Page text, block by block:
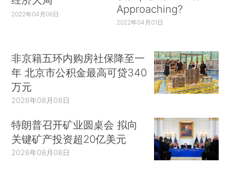
2022年04月06日
Approaching?
2022年04月01日
非京籍五环内购房社保降至一
年 北京市公积金最高可贷340
万元
2026年08月08日
特朗普召开矿业圆桌会 拟向
关键矿产投资超20亿美元
2026年08月08日